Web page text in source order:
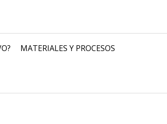
MATERIALES Y PROCESOS